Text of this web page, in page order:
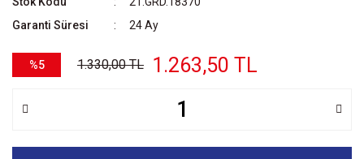
Garanti Süresi
24 Ay
%5 1.330,00 TL 1.263,50 TL